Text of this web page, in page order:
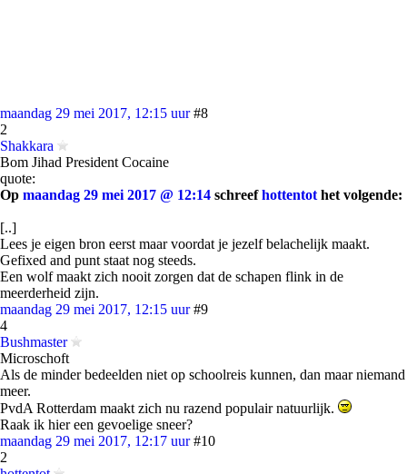
maandag 29 mei 2017, 12:15 uur #8
2
Shakkara
Bom Jihad President Cocaine
quote:
Op maandag 29 mei 2017 @ 12:14 schreefhottentot het volgende:
[..]
Lees je eigen bron eerst maar voordat je jezelf belachelijk maakt.
Gefixed and punt staat nog steeds.
Een wolf maakt zich nooit zorgen dat de schapen flink in de
meerderheid zijn.
maandag 29 mei 2017, 12:15 uur #9
4
Bushmaster
Microschoft
Als de minder bedeelden niet op schoolreis kunnen, dan maar niemand
meer.
PvdA Rotterdam maakt zich nu razend populair natuurlijk.
Raak ik hier een gevoelige sneer?
maandag 29 mei 2017, 12:17 uur #10
2